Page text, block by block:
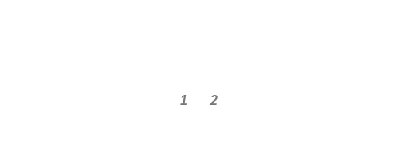
1 2